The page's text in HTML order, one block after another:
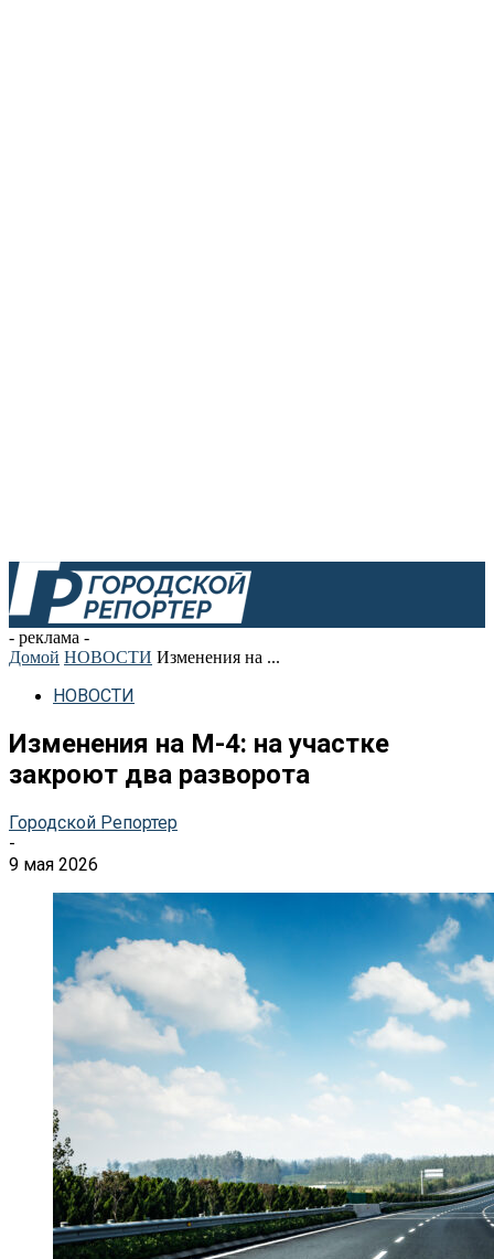
- реклама -
Домой НОВОСТИ Изменения на ...
НОВОСТИ
Изменения на М-4: на участке
закроют два разворота
Городской Репортер
-
9 мая 2026